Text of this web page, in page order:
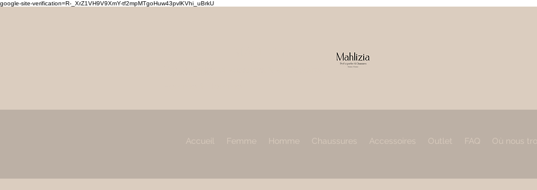
google-site-verification=R-_XrZ1VH9V9XmY-tf2mpMTgoHuw43pvlKVhi_uBrkU
Accueil Femme Homme Chaussures Accessoires Outlet FAQ Où nous